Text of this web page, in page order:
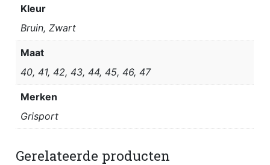
Kleur
Bruin, Zwart
Maat
40, 41, 42, 43, 44, 45, 46, 47
Merken
Grisport
Gerelateerde producten